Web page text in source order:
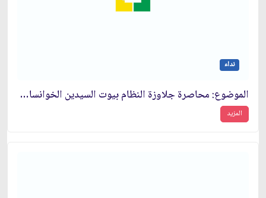
نداء
الموضوع: محاصرة جلاوزة النظام بيوت السيدين الخوانساري والبهبهاني في طهران
المزيد